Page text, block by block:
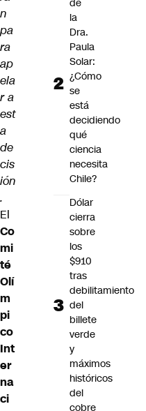
n
pa
ra
ap
ela
r a
est
a
de
cis
ión
.
El
Co
mi
té
Olí
m
pi
co
Int
er
na
ci
de
la
Dra.
Paula
Solar:
¿Cómo
se
está
decidiendo
qué
ciencia
necesita
Chile?
Dólar
cierra
sobre
los
$910
tras
debilitamiento
del
billete
verde
y
máximos
históricos
del
cobre